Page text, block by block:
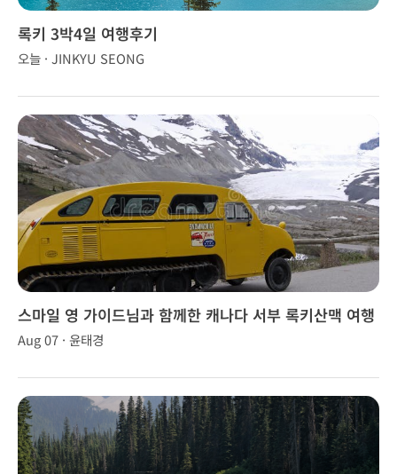
록키 3박4일 여행후기
오늘 · JINKYU SEONG
스마일 영 가이드님과 함께한 캐나다 서부 록키산맥 여행
Aug 07 · 윤태경